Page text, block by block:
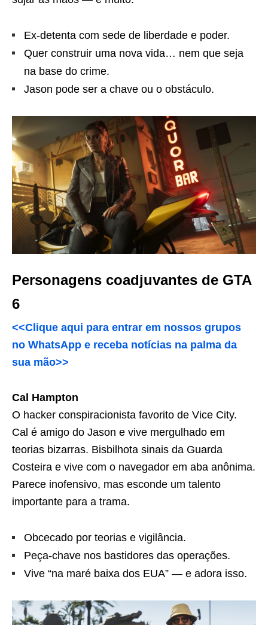
Ex-detenta com sede de liberdade e poder.
Quer construir uma nova vida… nem que seja
na base do crime.
Jason pode ser a chave ou o obstáculo.
Personagens coadjuvantes de GTA
6
<<Clique aqui para entrar em nossos grupos
no WhatsApp e receba notícias na palma da
sua mão>>
Cal Hampton
O hacker conspiracionista favorito de Vice City.
Cal é amigo do Jason e vive mergulhado em
teorias bizarras. Bisbilhota sinais da Guarda
Costeira e vive com o navegador em aba anônima.
Parece inofensivo, mas esconde um talento
importante para a trama.
Obcecado por teorias e vigilância.
Peça-chave nos bastidores das operações.
Vive “na maré baixa dos EUA” — e adora isso.